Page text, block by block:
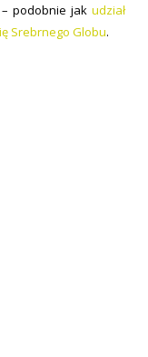
– podobnie jak udział
Srebrnego Globu.